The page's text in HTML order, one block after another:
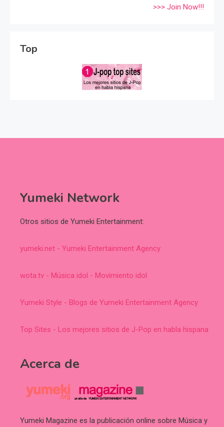
>>> Join Now!!!
Top
Yumeki Network
Otros sitios de Yumeki Entertainment:
yumeki.net - Yumeki Entertainment Agency
wota.tv - Música idol - Movimiento idol
Yumeki Style - Blogs de Yumeki Entertainment Agency
Top Sites - Los mejores sitios de J-Pop en habla hispana
Acerca de
Yumeki Magazine es la publicación online sobre Música y